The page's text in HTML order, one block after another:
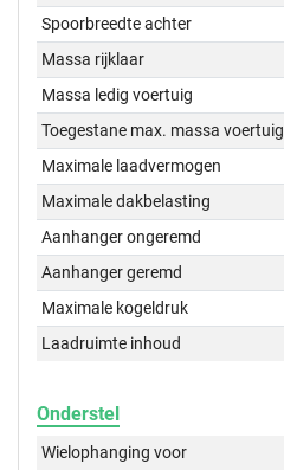
Spoorbreedte achter
Massa rijklaar
Massa ledig voertuig
Toegestane max. massa voertuig
Maximale laadvermogen
Maximale dakbelasting
Aanhanger ongeremd
Aanhanger geremd
Maximale kogeldruk
Laadruimte inhoud
Onderstel
Wielophanging voor